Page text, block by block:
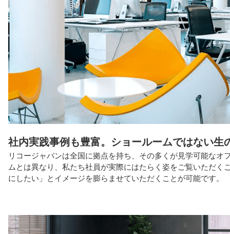
社内実践事例も豊富。ショールームではない生
リコージャパンは全国に拠点を持ち、その多くが見学可能なオ
ムとは異なり、私たち社員が実際にはたらく姿をご覧いただく
にしたい」とイメージを膨らませていただくことが可能です。